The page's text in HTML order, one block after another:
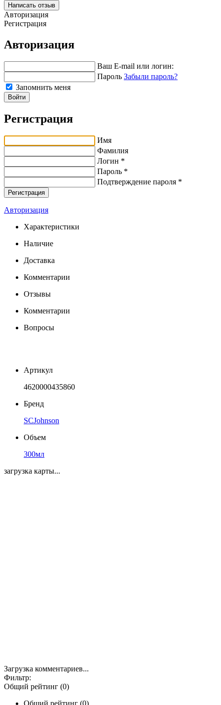
Написать отзыв
Авторизация
Регистрация
Авторизация
Ваш E-mail или логин:
Пароль Забыли пароль?
Запомнить меня
Войти
Регистрация
Имя
Фамилия
Логин *
Пароль *
Подтверждение пароля *
Авторизация
Характеристики
Наличие
Доставка
Комментарии
Отзывы
Комментарии
Вопросы
Артикул
4620000435860
Бренд
SCJohnson
Объем
300мл
загрузка карты...
Загрузка комментариев...
Фильтр:
Общий рейтинг (0)
Общий рейтинг (0)